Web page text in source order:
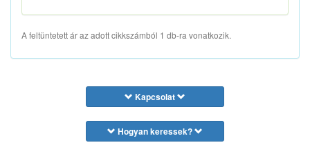
A feltüntetett ár az adott cikkszámból 1 db-ra vonatkozik.
Kapcsolat
Hogyan keressek?